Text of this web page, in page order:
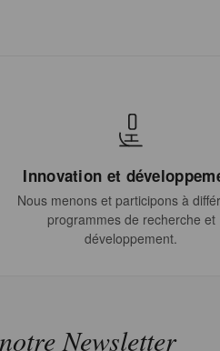
Innovation et
Nous menons et participons à
programmes de recherche et
développement.
Newsletter